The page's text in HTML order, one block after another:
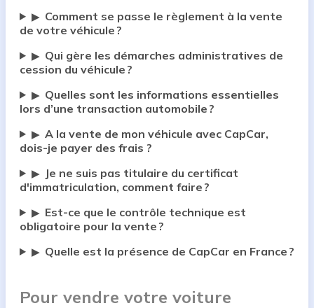
▶ Comment se passe le règlement à la vente
de votre véhicule ?
▶ Qui gère les démarches administratives de
cession du véhicule ?
▶ Quelles sont les informations essentielles
lors d’une transaction automobile ?
▶ A la vente de mon véhicule avec CapCar,
dois-je payer des frais ?
▶
Je ne suis pas titulaire du certificat
d'immatriculation, comment faire ?
▶ Est-ce que le contrôle technique est
obligatoire pour la vente ?
▶ Quelle est la présence de CapCar en France ?
Pour vendre votre voiture